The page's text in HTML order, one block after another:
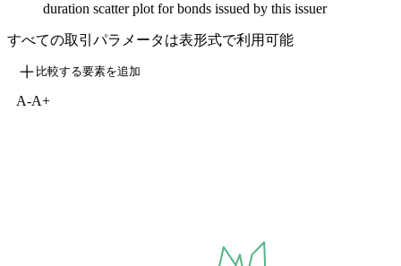
duration scatter plot for bonds issued by this issuer
すべての取引パラメータは表形式で利用可能
比較する要素を追加